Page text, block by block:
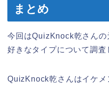
まとめ
今回はQuizKnock乾さんの
好きなタイプについて調査
QuizKnock乾さんはイケ